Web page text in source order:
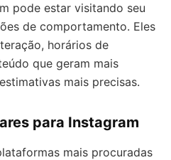
pode estar visitando seu
de comportamento. Eles
horários de
que geram mais
mais precisas.
para Instagram
mais procuradas